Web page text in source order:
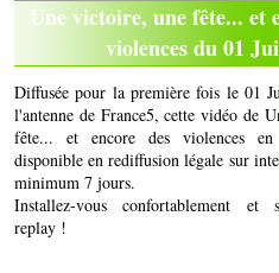
Une victoire, une fête... et
violences du 01
Diffusée pour la première fois le 01
l'antenne de France5, cette vidéo de
fête... et encore des violences en
disponible en rediffusion légale sur
minimum 7 jours.
Installez-vous confortablement et
replay !